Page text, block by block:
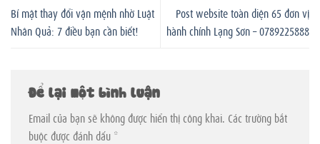
Bí mật thay đổi vận mệnh nhờ Luật
Nhân Quả: 7 điều bạn cần biết!
Post website toàn diện 65 đơn vị
hành chính Lạng Sơn – 0789225888
Để lại một bình luận
Email của bạn sẽ không được hiển thị công khai. Các trường bắt
buộc được đánh dấu *